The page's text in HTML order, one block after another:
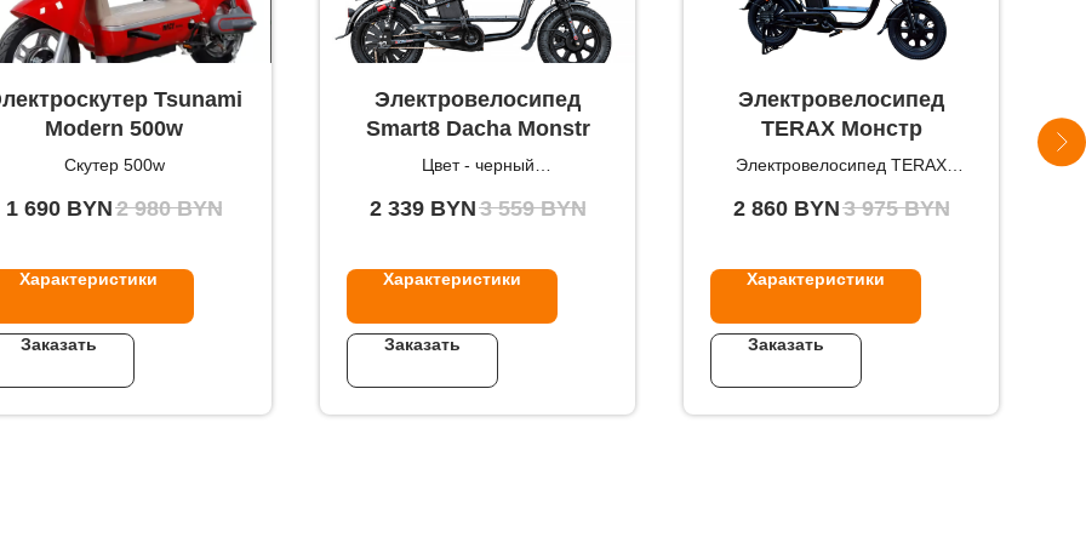
Tsunami
Modern 500w
Скутер 500w
1 690 BYN2 980 BYN
Характеристики
Заказать
Электровелосипед
Smart8 Dacha Monstr
Цвет - черный
2 339 BYN3 559 BYN
Характеристики
Заказать
Электровелосипед
TERAX Монстр
Электровелосипед TERAX
надежность (240 Вт 60/21а )
2 860 BYN3 975 BYN
Характеристики
Заказать